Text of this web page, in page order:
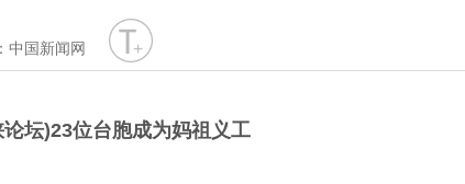
中国新闻网
字号
坛)23位台胞成为妈祖义工